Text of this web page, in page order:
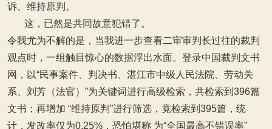
诉、维持原判。
这，已然是共同故意犯错了。
令我尤为不解的是，当我进一步查看二审审判长过往的裁判
观点时，一组触目惊心的数据浮出水面。登录中国裁判文书
网，以“民事案件、判决书、湛江市中级人民法院、劳动关
系、刘芳（法官）”为关键词进行高级检索，共检索到396篇
文书；再增加 “维持原判”进行筛选，竟检索到395篇，统
计，发改率仅为0.25%，恐怕堪称 为“全国最高不错误率”